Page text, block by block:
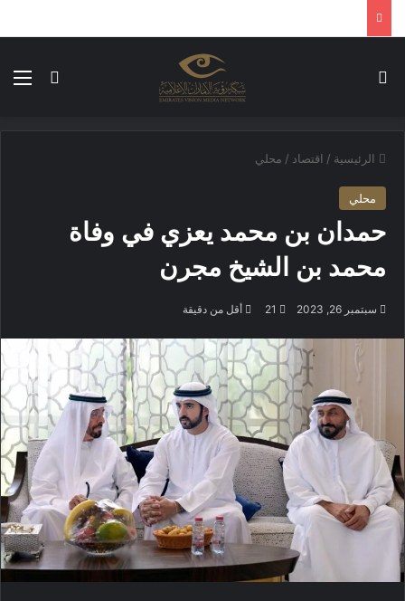
الوضع
الرئيسية / اقتصاد / محلي
محلي
حمدان بن محمد يعزي في وفاة
محمد بن الشيخ مجرن
سبتمبر 26, 2023 21 أقل من دقيقة